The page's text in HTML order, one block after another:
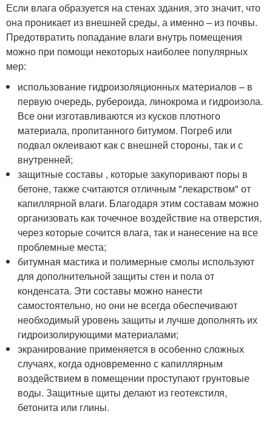
Если влага образуется на стенах здания, это значит, что
она проникает из внешней среды, а именно – из почвы.
Предотвратить попадание влаги внутрь помещения
можно при помощи некоторых наиболее популярных
мер:
использование гидроизоляционных материалов – в
первую очередь, рубероида, линокрома и гидроизола.
Все они изготавливаются из кусков плотного
материала, пропитанного битумом. Погреб или
подвал оклеивают как с внешней стороны, так и с
внутренней;
защитные составы , которые закупоривают поры в
бетоне, также считаются отличным "лекарством" от
капиллярной влаги. Благодаря этим составам можно
организовать как точечное воздействие на отверстия,
через которые сочится влага, так и нанесение на все
проблемные места;
битумная мастика и полимерные смолы используют
для дополнительной защиты стен и пола от
конденсата. Эти составы можно нанести
самостоятельно, но они не всегда обеспечивают
необходимый уровень защиты и лучше дополнять их
гидроизолирующими материалами;
экранирование применяется в особенно сложных
случаях, когда одновременно с капиллярным
воздействием в помещении проступают грунтовые
воды. Защитные щиты делают из геотекстиля,
бетонита или глины.